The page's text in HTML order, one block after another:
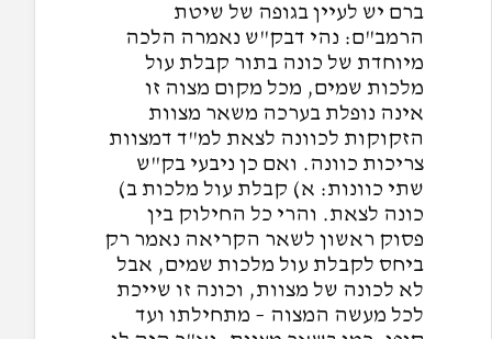
ברם יש לעיין בגופה של שיטת
הרמב"ם: נהי דבק"ש נאמרה הלכה
מיוחדת של כונה בתור קבלת עול
מלכות שמים, מכל מקום מצוה זו
אינה נופלת בערכה משאר מצוות
הזקוקות לכוונה לצאת למ"ד דמצוות
צריכות כוונה. ואם כן ניבעי בק"ש
שתי כוונות: א) קבלת עול מלכות ב)
כונה לצאת. והרי כל החילוק בין
פסוק ראשון לשאר הקריאה נאמר רק
ביחס לקבלת עול מלכות שמים, אבל
לא לכונה של מצוות, וכונה זו שייכת
לכל מעשה המצוה – מתחילתו ועד